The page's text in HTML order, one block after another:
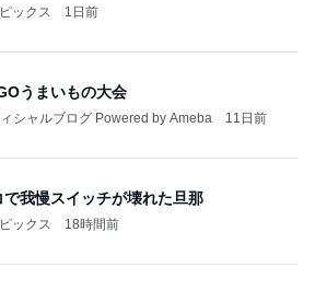
ックス 1日前
うまいもの大会
シャルブログ Powered by Ameba 11日前
で我慢スイッチが壊れた旦那
ックス 18時間前